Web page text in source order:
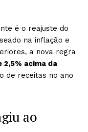
é o reajuste do
na inflação e
a nova regra
2,5% acima da
de receitas no ano
ao